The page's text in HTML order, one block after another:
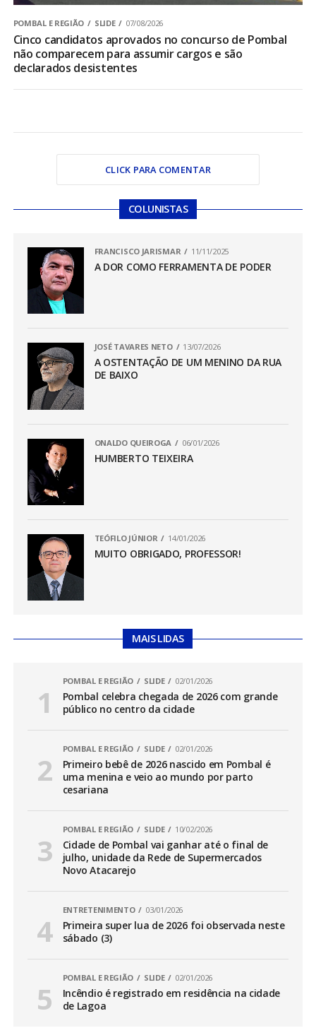
POMBAL E REGIÃO SLIDE 07/08/2026
Cinco candidatos aprovados no concurso de Pombal
não comparecem para assumir cargos e são
declarados desistentes
CLICK PARA COMENTAR
COLUNISTAS
FRANCISCO JARISMAR 11/11/2025
A DOR COMO FERRAMENTA DE PODER
JOSÉ TAVARES NETO 13/07/2026
A OSTENTAÇÃO DE UM MENINO DA RUA
DE BAIXO
ONALDO QUEIROGA 06/01/2026
HUMBERTO TEIXEIRA
TEÓFILO JÚNIOR 14/01/2026
MUITO OBRIGADO, PROFESSOR!
MAIS LIDAS
POMBAL E REGIÃO SLIDE 02/01/2026
Pombal celebra chegada de 2026 com grande
público no centro da cidade
POMBAL E REGIÃO SLIDE 02/01/2026
Primeiro bebê de 2026 nascido em Pombal é
uma menina e veio ao mundo por parto
cesariana
POMBAL E REGIÃO SLIDE 10/02/2026
Cidade de Pombal vai ganhar até o final de
julho, unidade da Rede de Supermercados
Novo Atacarejo
ENTRETENIMENTO 03/01/2026
Primeira super lua de 2026 foi observada neste
sábado (3)
POMBAL E REGIÃO SLIDE 02/01/2026
Incêndio é registrado em residência na cidade
de Lagoa